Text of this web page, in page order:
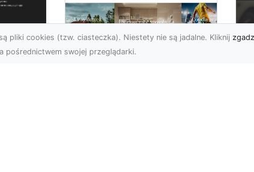
pliki cookies (tzw. ciasteczka). Niestety nie są jadalne. Kliknij
pośrednictwem swojej przeglądarki.